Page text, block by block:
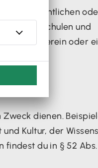
rechtlichen
Schulen und
Sportverein oder
dienen.
Kultur, der
du in § 52 Abs.